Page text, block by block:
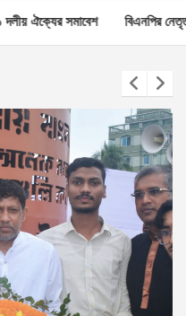
বিএনপির নেতৃত্ব নিয়ে মন্তব্য